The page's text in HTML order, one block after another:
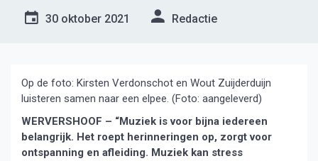
30 oktober 2021 Redactie
Op de foto: Kirsten Verdonschot en Wout Zuijderduijn
luisteren samen naar een elpee. (Foto: aangeleverd)
WERVERSHOOF – “Muziek is voor bijna iedereen
belangrijk. Het roept herinneringen op, zorgt voor
ontspanning en afleiding. Muziek kan stress